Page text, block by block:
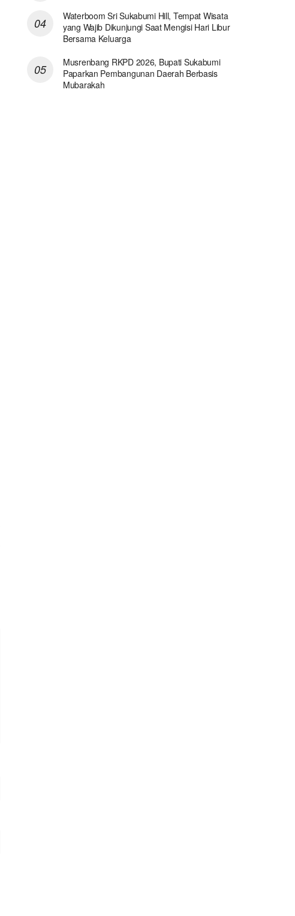
Waterboom Sri Sukabumi Hill, Tempat Wisata
yang Wajib Dikunjungi Saat Mengisi Hari Libur
Bersama Keluarga
Musrenbang RKPD 2026, Bupati Sukabumi
Paparkan Pembangunan Daerah Berbasis
Mubarakah